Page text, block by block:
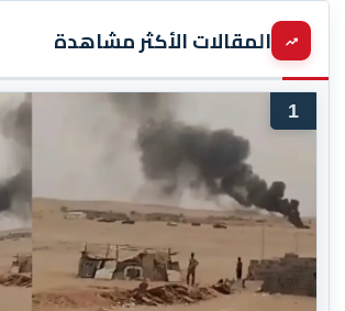
المقالات الأكثر مشاهدة
1